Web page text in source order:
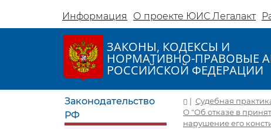
Информация О проекте ЮИС Легалакт
ЗАКОНЫ, КОДЕКСЫ И
НОРМАТИВНО-ПРАВОВЫЕ
РОССИЙСКОЙ ФЕДЕРАЦИИ
Законодательство
РФ
| Судебная
О "Об отказе в
нарушение его